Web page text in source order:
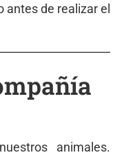
de realizar el
animales.